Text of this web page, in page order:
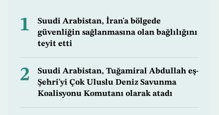
1
Suudi Arabistan, İran'a bölgede
güvenliğin sağlanmasına olan bağlılığını
teyit etti
2
Suudi Arabistan, Tuğamiral Abdullah eş-
Şehri'yi Çok Uluslu Deniz Savunma
Koalisyonu Komutanı olarak atadı